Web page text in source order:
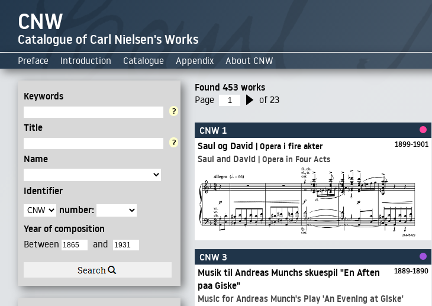
CNW
Catalogue of Carl Nielsen's Works
Preface Introduction Catalogue Appendix About CNW
Keywords
?
Title
?
Name
Identifier
number:
Year of composition
Between and
Found 453 works
Page
of 23
CNW 1
1899-1901
Saul og David | Opera i fire akter
Saul and David | Opera in Four Acts
CNW 3
1889-1890
Musik til Andreas Munchs skuespil "En Aften
paa Giske"
Music for Andreas Munch's Play 'An Evening at Giske'